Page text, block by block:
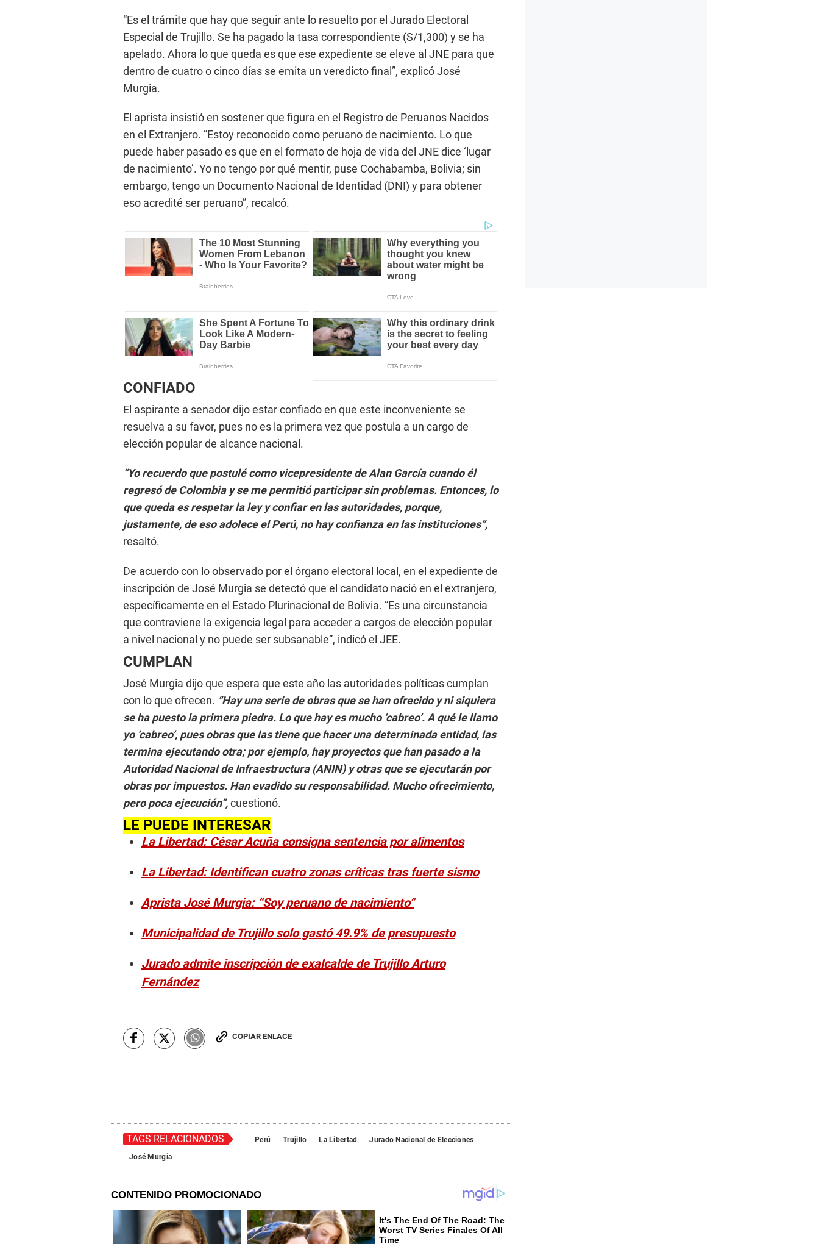
“Es el trámite que hay que seguir ante lo resuelto por el Jurado Electoral
Especial de Trujillo. Se ha pagado la tasa correspondiente (S/1,300) y se ha
apelado. Ahora lo que queda es que ese expediente se eleve al JNE para que
dentro de cuatro o cinco días se emita un veredicto final”, explicó José
Murgia.
El aprista insistió en sostener que figura en el Registro de Peruanos Nacidos
en el Extranjero. “Estoy reconocido como peruano de nacimiento. Lo que
puede haber pasado es que en el formato de hoja de vida del JNE dice ‘lugar
de nacimiento’. Yo no tengo por qué mentir, puse Cochabamba, Bolivia; sin
embargo, tengo un Documento Nacional de Identidad (DNI) y para obtener
eso acredité ser peruano”, recalcó.
CONFIADO
El aspirante a senador dijo estar confiado en que este inconveniente se
resuelva a su favor, pues no es la primera vez que postula a un cargo de
elección popular de alcance nacional.
“Yo recuerdo que postulé como vicepresidente de Alan García cuando él
regresó de Colombia y se me permitió participar sin problemas. Entonces, lo
que queda es respetar la ley y confiar en las autoridades, porque,
justamente, de eso adolece el Perú, no hay confianza en las instituciones”,
resaltó.
De acuerdo con lo observado por el órgano electoral local, en el expediente de
inscripción de José Murgia se detectó que el candidato nació en el extranjero,
específicamente en el Estado Plurinacional de Bolivia. “Es una circunstancia
que contraviene la exigencia legal para acceder a cargos de elección popular
a nivel nacional y no puede ser subsanable”, indicó el JEE.
CUMPLAN
José Murgia dijo que espera que este año las autoridades políticas cumplan
con lo que ofrecen. “Hay una serie de obras que se han ofrecido y ni siquiera
se ha puesto la primera piedra. Lo que hay es mucho ‘cabreo’. A qué le llamo
yo ‘cabreo’, pues obras que las tiene que hacer una determinada entidad, las
termina ejecutando otra; por ejemplo, hay proyectos que han pasado a la
Autoridad Nacional de Infraestructura (ANIN) y otras que se ejecutarán por
obras por impuestos. Han evadido su responsabilidad. Mucho ofrecimiento,
pero poca ejecución”,cuestionó.
LE PUEDE INTERESAR
La Libertad: César Acuña consigna sentencia por alimentos
La Libertad: Identifican cuatro zonas críticas tras fuerte sismo
Aprista José Murgia: “Soy peruano de nacimiento”
Municipalidad de Trujillo solo gastó 49.9% de presupuesto
Jurado admite inscripción de exalcalde de Trujillo Arturo
Fernández
COPIAR ENLACE
TAGS RELACIONADOS Perú Trujillo La Libertad
Jurado Nacional de Elecciones
José Murgia